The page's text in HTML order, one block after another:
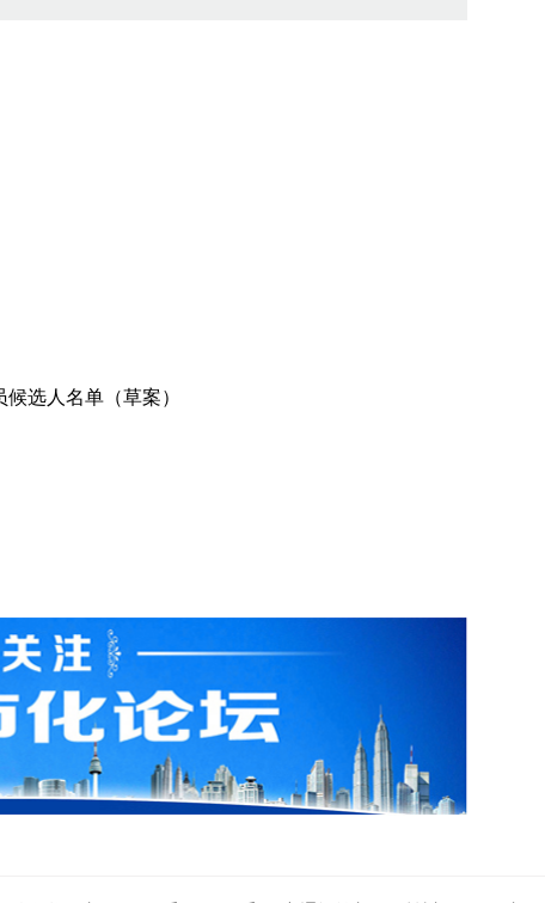
选人名单（草案）